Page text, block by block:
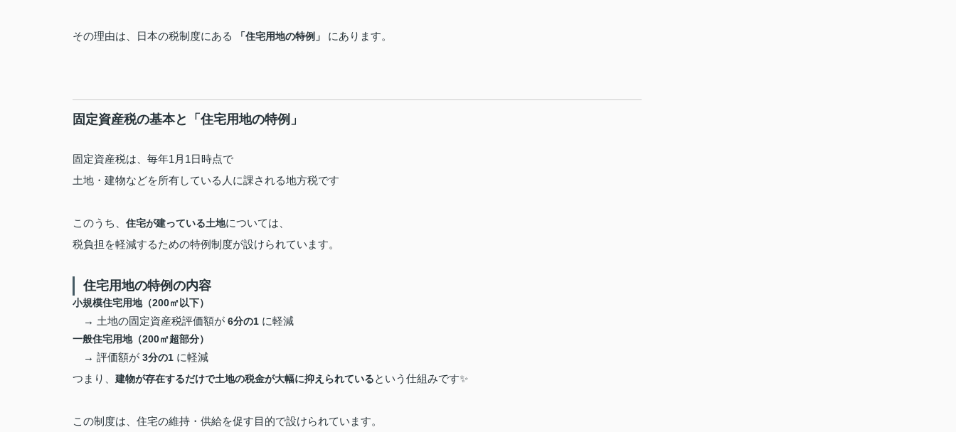
その理由は、日本の税制度にある 「住宅用地の特例」 にあります。
固定資産税の基本と「住宅用地の特例」
固定資産税は、毎年1月1日時点で
土地・建物などを所有している人に課される地方税です️
このうち、 住宅が建っている土地については、
税負担を軽減するための特例制度が設けられています。
住宅用地の特例の内容
小規模住宅用地（200㎡以下）
→ 土地の固定資産税評価額が 6分の1 に軽減
一般住宅用地（200㎡超部分）
→ 評価額が 3分の1 に軽減
つまり、 建物が存在するだけで土地の税金が大幅に抑えられているという仕組みです✨
この制度は、住宅の維持・供給を促す目的で設けられています。